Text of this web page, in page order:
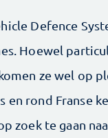
Defence
Hoewel
ze wel op
en rond Franse
zoek te gaan